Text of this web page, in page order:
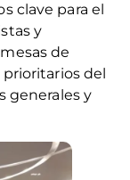
clave para el
y
de
del
generales y